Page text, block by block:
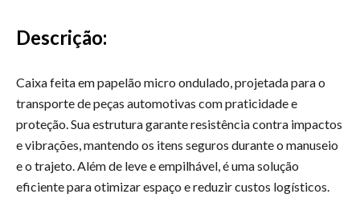
Descrição:
Caixa feita em papelão micro ondulado, projetada para o
transporte de peças automotivas com praticidade e
proteção. Sua estrutura garante resistência contra impactos
e vibrações, mantendo os itens seguros durante o manuseio
e o trajeto. Além de leve e empilhável, é uma solução
eficiente para otimizar espaço e reduzir custos logísticos.